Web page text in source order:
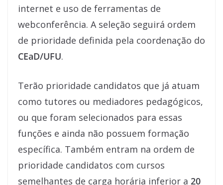
internet e uso de ferramentas de
webconferência. A seleção seguirá ordem
de prioridade definida pela coordenação do
CEaD/UFU.
Terão prioridade candidatos que já atuam
como tutores ou mediadores pedagógicos,
ou que foram selecionados para essas
funções e ainda não possuem formação
específica. Também entram na ordem de
prioridade candidatos com cursos
semelhantes de carga horária inferior a 20